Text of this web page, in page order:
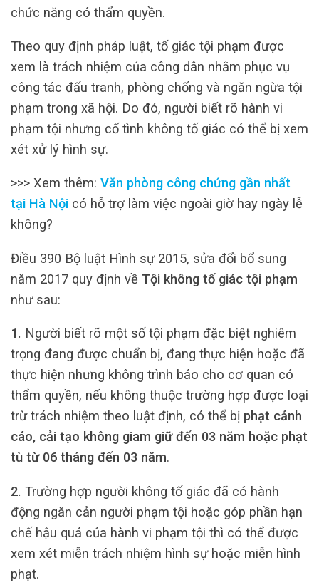
chức năng có thẩm quyền.
Theo quy định pháp luật, tố giác tội phạm được
xem là trách nhiệm của công dân nhằm phục vụ
công tác đấu tranh, phòng chống và ngăn ngừa tội
phạm trong xã hội. Do đó, người biết rõ hành vi
phạm tội nhưng cố tình không tố giác có thể bị xem
xét xử lý hình sự.
>>> Xem thêm: Văn phòng công chứng gần nhất
tại Hà Nội có hỗ trợ làm việc ngoài giờ hay ngày lễ
không?
Điều 390 Bộ luật Hình sự 2015, sửa đổi bổ sung
năm 2017 quy định về Tội không tố giác tội phạm
như sau:
1. Người biết rõ một số tội phạm đặc biệt nghiêm
trọng đang được chuẩn bị, đang thực hiện hoặc đã
thực hiện nhưng không trình báo cho cơ quan có
thẩm quyền, nếu không thuộc trường hợp được loại
trừ trách nhiệm theo luật định, có thể bị phạt cảnh
cáo, cải tạo không giam giữ đến 03 năm hoặc phạt
tù từ 06 tháng đến 03 năm.
2. Trường hợp người không tố giác đã có hành
động ngăn cản người phạm tội hoặc góp phần hạn
chế hậu quả của hành vi phạm tội thì có thể được
xem xét miễn trách nhiệm hình sự hoặc miễn hình
phạt.